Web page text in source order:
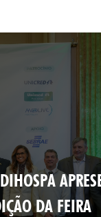
DA FEIRA